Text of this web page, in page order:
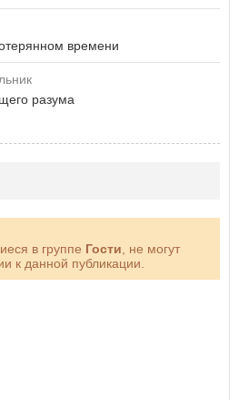
времени
разума
в группе Гости , не могут
к данной публикации.